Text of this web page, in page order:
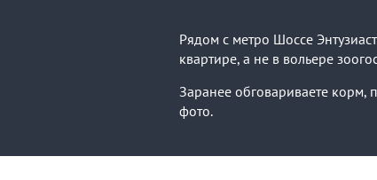
Рядом с метро Шоссе
квартире, а не в вольере
Заранее обговариваете корм,
фото.